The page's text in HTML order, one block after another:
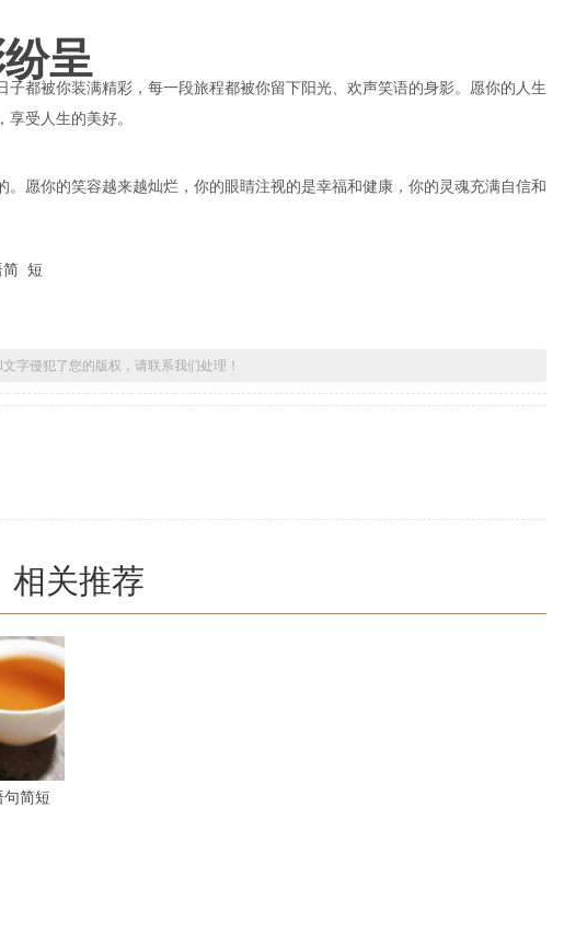
呈
都被你装满精彩，每一段旅程都被你留下阳光、欢声笑语的身影。愿你的人生
受人生的美好。
愿你的笑容越来越灿烂，你的眼睛注视的是幸福和健康，你的灵魂充满自信和
简 短
字侵犯了您的版权，请联系我们处理！
相关推荐
句简短